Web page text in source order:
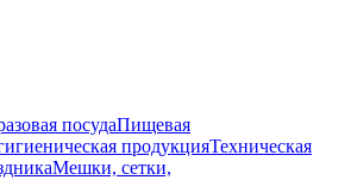
посудаПищевая
продукцияТехническая
Мешки, сетки,